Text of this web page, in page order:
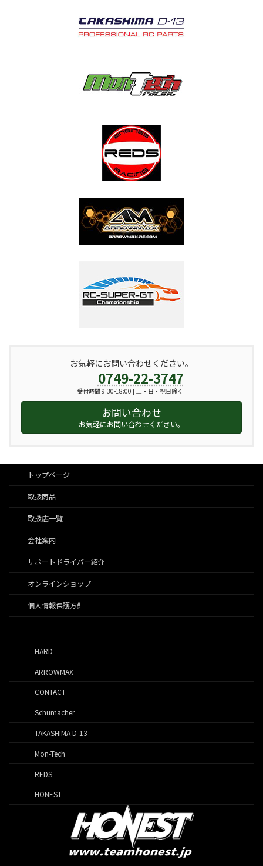
お気軽にお問い合わせください。
0749-22-3747
受付時間 9:30-18:00 [ 土・日・祝日除く ]
お問い合わせ
お気軽にお問い合わせください。
トップページ
取扱商品
取扱店一覧
会社案内
サポートドライバー紹介
オンラインショップ
個人情報保護方針
HARD
ARROWMAX
CONTACT
Schumacher
TAKASHIMA D-13
Mon-Tech
REDS
HONEST